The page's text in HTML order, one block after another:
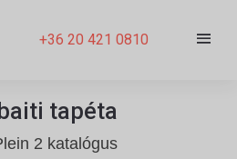
+36 20 421 0810
tapéta
2 katalógus